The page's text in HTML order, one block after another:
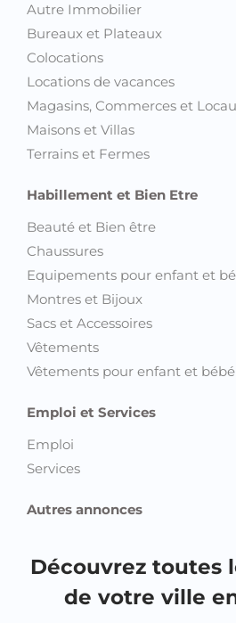
Autre Immobilier
Bureaux et Plateaux
Colocations
Locations de vacances
Magasins, Commerces et
Maisons et Villas
Terrains et Fermes
Habillement et Bien Etre
Beauté et Bien être
Chaussures
Equipements pour enfant et
Montres et Bijoux
Sacs et Accessoires
Vêtements
Vêtements pour enfant et bébé
Emploi et Services
Emploi
Services
Autres annonces
Découvrez toutes
de votre ville